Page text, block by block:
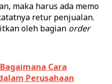
maka harus ada memo
retur penjualan.
oleh bagian order
Cara
Perusahaan